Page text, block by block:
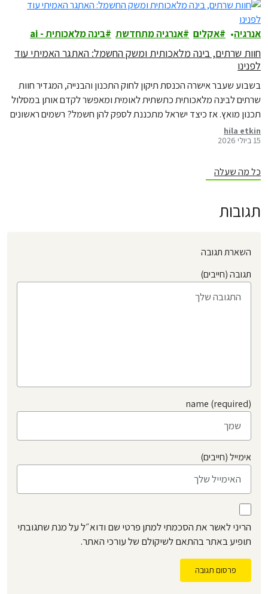
אנרגיה אקלים אנרגיה מתחדשת בינה מלאכותית - ai
חוות שרתים, בינה מלאכותית ומשק החשמל: האתגר האמיתי עוד
לפנינו
בשבוע שעבר אישרה הכנסת תיקון לחוק התכנון והבנייה, המגדיר חוות
שרתים לבינה מלאכותית כתשתית לאומית ומאפשר לקדם אותן במסלול
תכנון מואץ. אז כיצד ישראל מתכננת לספק להן חשמל? רשמים ראשונים
מדיון מקצועי בנושא
hila etkin
15 ביולי 2026
כל מה שעלה
תגובות
השארת תגובה
תגובה (חייבים)
name (required)
אימייל (חייבים)
הריני לאשר את הסכמתי למתן פרטי שם ודוא״ל על מנת שתגובתי
תופיע באתר בהתאם לשיקולם של עורכי האתר.
פרסום תגובה